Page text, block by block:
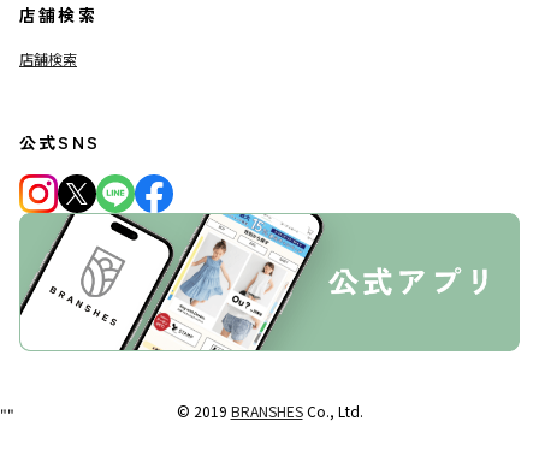
店舗検索
店舗検索
公式SNS
© 2019 BRANSHESCo., Ltd.
""